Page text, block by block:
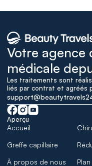
Votre agence
médicale
Les traitements sont
liés par contrat et agréés
Aperçu
Accueil
Greffe capillaire
À propos de nous